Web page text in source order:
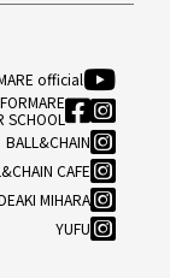
official
SCHOOL
BALL&CHAIN
CAFE
MIHARA
YUFU